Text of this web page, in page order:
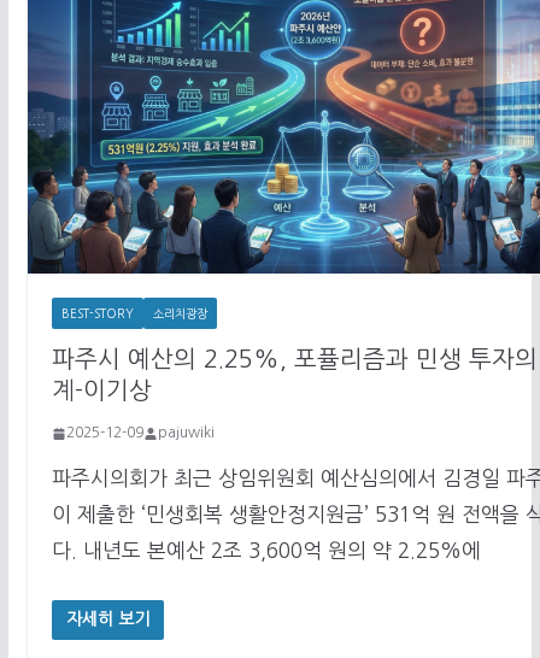
BEST-STORY 소리치광장
파주시 예산의 2.25%, 포퓰리즘과 민생 투자
계-이기상
2025-12-09 pajuwiki
파주시의회가 최근 상임위원회 예산심의에서 김경일 파
이 제출한 ‘민생회복 생활안정지원금’ 531억 원 전액을
다. 내년도 본예산 2조 3,600억 원의 약 2.25%에
자세히 보기